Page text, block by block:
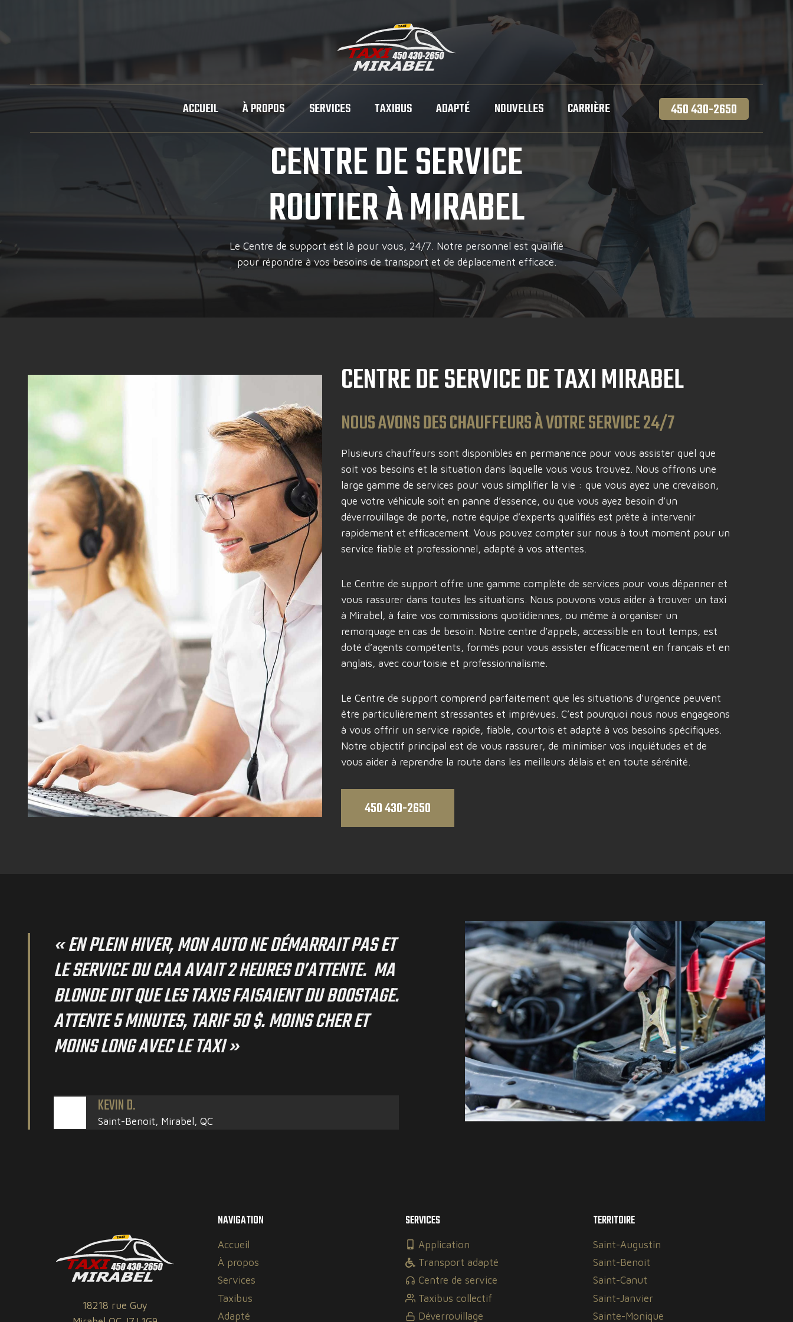
ACCUEIL À PROPOS SERVICES TAXIBUS ADAPTÉ NOUVELLES CARRIÈRE 450 430-2650
CENTRE DE SERVICE
ROUTIER À MIRABEL
Le Centre de support est là pour vous, 24/7. Notre personnel est qualifié
pour répondre à vos besoins de transport et de déplacement efficace.
CENTRE DE SERVICE DE TAXI MIRABEL
NOUS AVONS DES CHAUFFEURS À VOTRE SERVICE 24/7
Plusieurs chauffeurs sont disponibles en permanence pour vous assister quel que
soit vos besoins et la situation dans laquelle vous vous trouvez. Nous offrons une
large gamme de services pour vous simplifier la vie : que vous ayez une crevaison,
que votre véhicule soit en panne d’essence, ou que vous ayez besoin d’un
déverrouillage de porte, notre équipe d’experts qualifiés est prête à intervenir
rapidement et efficacement. Vous pouvez compter sur nous à tout moment pour un
service fiable et professionnel, adapté à vos attentes.
Le Centre de support offre une gamme complète de services pour vous dépanner et
vous rassurer dans toutes les situations. Nous pouvons vous aider à trouver un taxi
à Mirabel, à faire vos commissions quotidiennes, ou même à organiser un
remorquage en cas de besoin. Notre centre d’appels, accessible en tout temps, est
doté d’agents compétents, formés pour vous assister efficacement en français et en
anglais, avec courtoisie et professionnalisme.
Le Centre de support comprend parfaitement que les situations d’urgence peuvent
être particulièrement stressantes et imprévues. C’est pourquoi nous nous engageons
à vous offrir un service rapide, fiable, courtois et adapté à vos besoins spécifiques.
Notre objectif principal est de vous rassurer, de minimiser vos inquiétudes et de
vous aider à reprendre la route dans les meilleurs délais et en toute sérénité.
450 430-2650
« EN PLEIN HIVER, MON AUTO NE DÉMARRAIT PAS ET
LE SERVICE DU CAA AVAIT 2 HEURES D’ATTENTE. MA
BLONDE DIT QUE LES TAXIS FAISAIENT DU BOOSTAGE.
ATTENTE 5 MINUTES, TARIF 50 $. MOINS CHER ET
MOINS LONG AVEC LE TAXI »
KEVIN D.
Saint-Benoit, Mirabel, QC
18218 rue Guy
NAVIGATION
Accueil
À propos
Services
Taxibus
Adapté
SERVICES
Application
Transport adapté
Centre de service
Taxibus collectif
Déverrouillage
TERRITOIRE
Saint-Augustin
Saint-Benoit
Saint-Canut
Saint-Janvier
Sainte-Monique